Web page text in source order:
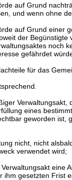
auf Grund
und wenn ohne
auf Grund einer
der
noch
gefährdet
für das
Verwaltungsakt,
eines
geworden ist,
nicht, nicht
verwendet wird;
eine
ihm gesetzten Frist